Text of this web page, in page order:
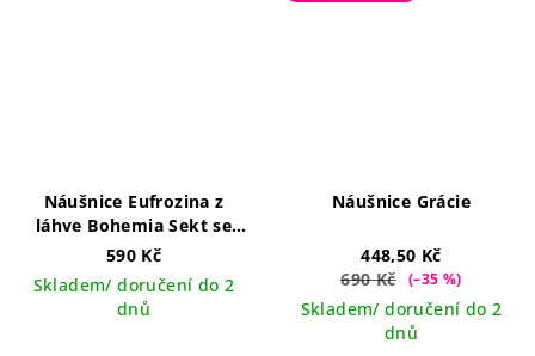
Náušnice Eufrozina z
láhve Bohemia Sekt se
třpytkami
590 Kč
Skladem/ doručení do 2
dnů
Náušnice Grácie
448,50 Kč
690 Kč
(–35 %)
Skladem/ doručení do 2
dnů